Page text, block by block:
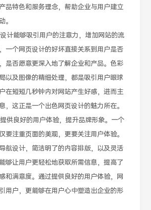
品特色和服务理念，帮助企业与用户建立
。
计能够吸引用户的注意力，增加网站的流
一个网页设计的好坏直接关系到用户是否
是否愿意更深入地了解企业和产品。色彩
以及图像的精细处理，都是吸引用户眼球
在短短几秒钟内对网站产生好感，进而主
，这正是一个出色网页设计的魅力所在。
供良好的用户体验，提升品牌形象。一个
要注重页面的美观，更要关注用户体验。
航设计，简洁明了的内容排版，以及灵活
够让用户更轻松地获取所需信息，提高了
和满意度。通过提供良好的用户体验，网
用户，更能够在用户心中塑造出企业的形